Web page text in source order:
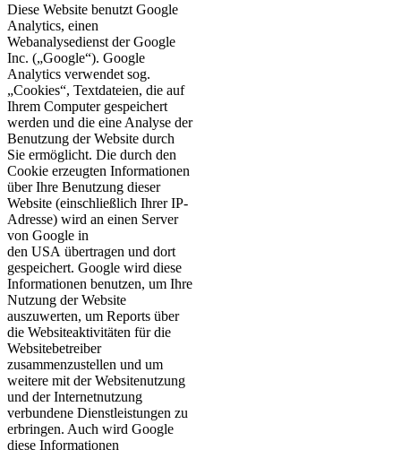
Diese Website benutzt Google
Analytics, einen
Webanalysedienst der Google
Inc. („Google“). Google
Analytics verwendet sog.
„Cookies“, Textdateien, die auf
Ihrem Computer gespeichert
werden und die eine Analyse der
Benutzung der Website durch
Sie ermöglicht. Die durch den
Cookie erzeugten Informationen
über Ihre Benutzung dieser
Website (einschließlich Ihrer IP-
Adresse) wird an einen Server
von Google in
den USA übertragen und dort
gespeichert. Google wird diese
Informationen benutzen, um Ihre
Nutzung der Website
auszuwerten, um Reports über
die Websiteaktivitäten für die
Websitebetreiber
zusammenzustellen und um
weitere mit der Websitenutzung
und der Internetnutzung
verbundene Dienstleistungen zu
erbringen. Auch wird Google
diese Informationen